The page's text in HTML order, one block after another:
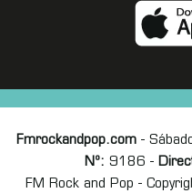
Fmrockandpop.com-
Nº: 9186 -
FM Rock and Pop -